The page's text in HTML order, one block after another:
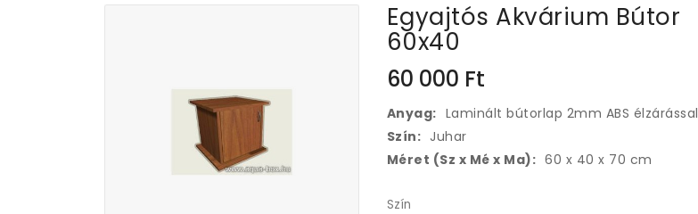
Egyajtós Akvárium Bútor
60x40
60 000 Ft
Anyag: Laminált bútorlap 2mm ABS élzárással
Szín: Juhar
Méret (Sz x Mé x Ma): 60 x 40 x 70 cm
Szín